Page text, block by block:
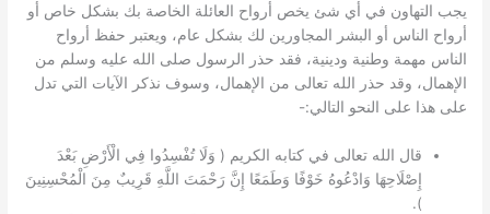
يجب التهاون في أي شئ يخص أرواح العائلة الخاصة بك بشكل خاص أو
أرواح الناس أو البشر المجاورين لك بشكل عام، ويعتبر حفظ أرواح
الناس مهمة وطنية ودينية، فقد حذر الرسول صلى الله عليه وسلم من
الإهمال، وقد حذر الله تعالى من الإهمال، وسوف نذكر الآيات التي تدل
على هذا على النحو التالي:-
قال الله تعالى في كتابه الكريم ( وَلَا تُفْسِدُوا فِي الْأَرْضِ بَعْدَ
إِصْلَاحِهَا وَادْعُوهُ خَوْفًا وَطَمَعًا إِنَّ رَحْمَتَ اللَّهِ قَرِيبٌ مِنَ الْمُحْسِنِينَ
).